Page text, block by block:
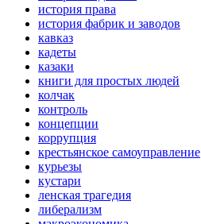
история права
история фабрик и заводов
кавказ
кадеты
казаки
книги для простых людей
колчак
контроль
концепции
коррупция
крестьянское самоуправление
курьезы
кустари
ленская трагедия
либерализм